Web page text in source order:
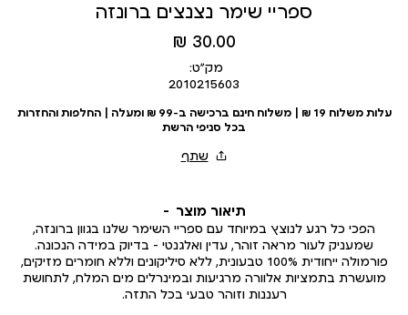
ספריי שימר נצנצים ברונזה
מחיר
מוצר
30.00 ₪
מק״ט:
2010215603
עלות משלוח 19 ₪ | משלוח חינם ברכישה ב-99 ₪ ומעלה | החלפות והחזרות
בכל סניפי הרשת
תיאור מוצר
הפכי כל רגע לנוצץ במיוחד עם ספריי השימר שלנו בגוון ברונזה,
שמעניק לעור מראה זוהר, עדין ואלגנטי – בדיוק במידה הנכונה.
פורמולה ייחודית 100% טבעונית, ללא סיליקונים וללא חומרים מזיקים,
מועשרת בתמציות אלוורה מרגיעות ובמינרלים מים המלח, לתחושת
רעננות וזוהר טבעי בכל התזה.